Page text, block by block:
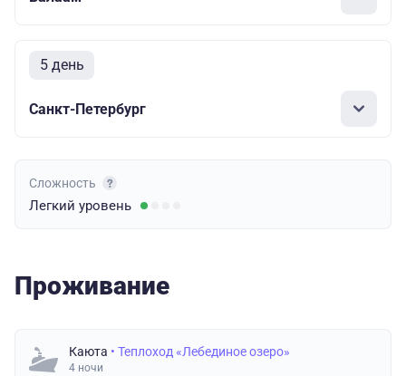
5 день
Санкт-Петербург
Сложность
Легкий уровень
Проживание
Каюта • Теплоход «Лебединое озеро»
4 ночи